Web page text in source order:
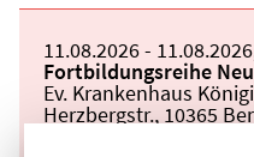
Beginn:
11.08.2026Ende und
- 11.08.2026
Veranstaltungstitel:
Fortbildungsreihe
Veranstaltungsort:
Ev. Krankenhaus
Herzbergstr., 10365